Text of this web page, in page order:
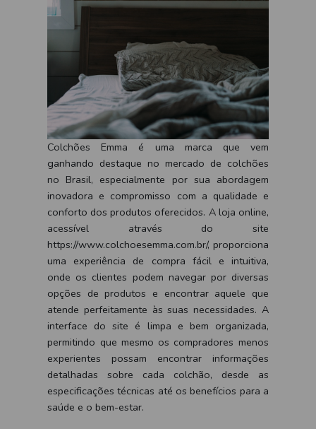
Colchões Emma é uma marca que vem
ganhando destaque no mercado de colchões
no Brasil, especialmente por sua abordagem
inovadora e compromisso com a qualidade e
conforto dos produtos oferecidos. A loja online,
acessível através do site
https://www.colchoesemma.com.br/, proporciona
uma experiência de compra fácil e intuitiva,
onde os clientes podem navegar por diversas
opções de produtos e encontrar aquele que
atende perfeitamente às suas necessidades. A
interface do site é limpa e bem organizada,
permitindo que mesmo os compradores menos
experientes possam encontrar informações
detalhadas sobre cada colchão, desde as
especificações técnicas até os benefícios para a
saúde e o bem-estar.